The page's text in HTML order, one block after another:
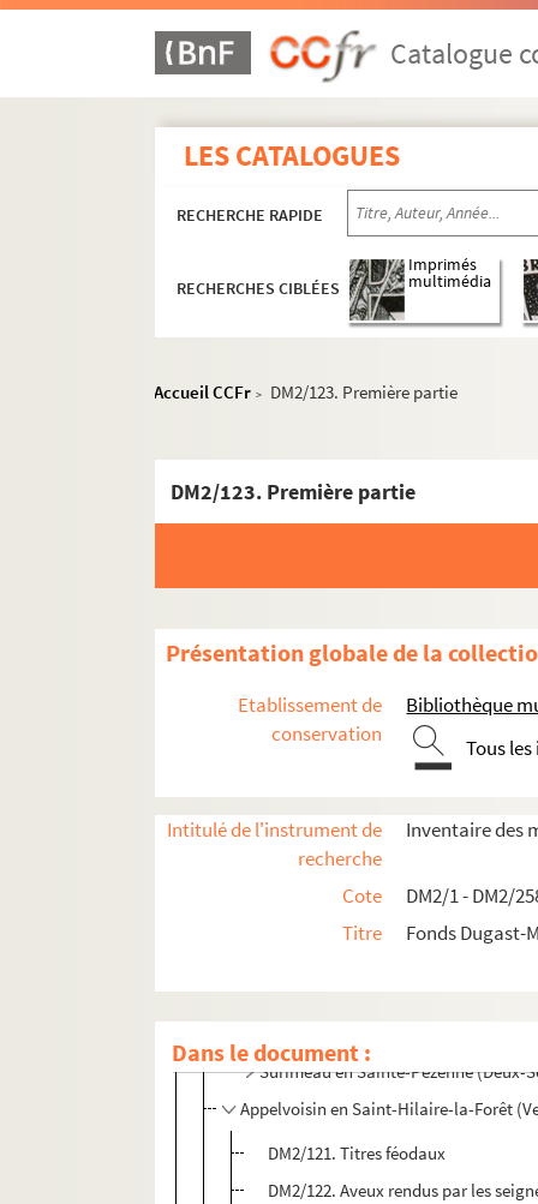
Catalogue
LES CATALOGUES
RECHERCHE RAPIDE
RECHERCHES CIBLÉES
Imprimés
multimédia
Accueil CCFr > DM2/123. Première partie
DM2/123. Première partie
Présentation globale de la
Etablissement de
conservation
Bibliothèque
Tous
Intitulé de l'instrument de
recherche
Inventaire des
Cote
DM2/1 - DM2/
Titre
Fonds Dugast-
Dans le document :
Première partie - Documents antérieurs à la
La Maisonneuve en Montournais
La Geffardière en Montournais
La Forêt-sur-Sèvre (Deux-Sèvres)
La Braconnière en Dompierre
La Restelière en Le Poiré-sur-Vie
Surimeau en Sainte-Pezenne (Deux-
Appelvoisin en Saint-Hilaire-la-Forêt
DM2/121. Titres féodaux
DM2/122. Aveux rendus par les